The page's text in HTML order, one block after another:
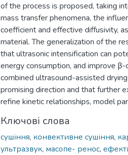
of the process is proposed, taking
mass transfer phenomena, the
coefficient and effective diffusivity,
material. The generalization of the
that ultrasonic intensification can
energy consumption, and improve
combined ultrasound-assisted
promising direction and that further
refine kinetic relationships, model
Ключові слова
сушіння, конвективне сушіння,
ультразвук, масопе- ренос,